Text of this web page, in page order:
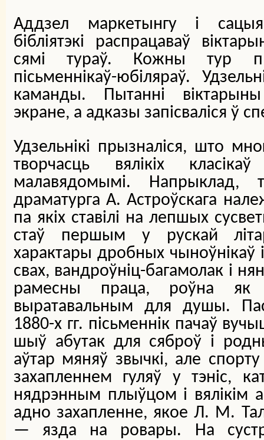
Аддзел маркетынгу і
бібліятэкі распрацаваў
сямі тураў. Кожны тур
пісьменнікаў-юбіляраў.
каманды. Пытанні
экране, а адказы запісваліся ў
Удзельнікі прызналіся, што
творчасць вялікіх
малавядомымі.
драматурга А. Астроўскага
па якіх ставілі на лепшых
стаў першым у рускай
характары дробных чыноўнікаў
свах, вандроўніц-багамолак і
рамесны праца, роўна
выратавальным для душы.
1880-х гг. пісьменнік пачаў
шыў абутак для сяброў і
аўтар мяняў звычкі, але
захапленнем гуляў у тэніс,
нядрэнным плыўцом і вялікім
адно захапленне, якое Л. М.
— язда на ровары. На